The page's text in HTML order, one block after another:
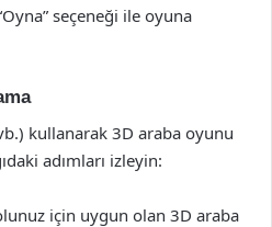
seçeneği ile oyuna
kullanarak 3D araba oyunu
adımları izleyin:
için uygun olan 3D araba